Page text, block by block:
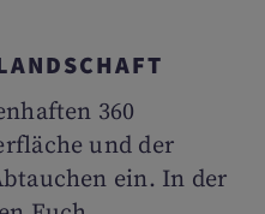
360
und der
ein. In der